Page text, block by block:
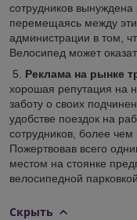
сотрудников вынуждена
перемещаясь между
администрации в том,
Велосипед может
5. Реклама на рынке
хорошая репутация на
заботу о своих
удобстве поездок на
сотрудников, более
Пожертвовав всего
местом на стоянке
велосипедной
Скрыть